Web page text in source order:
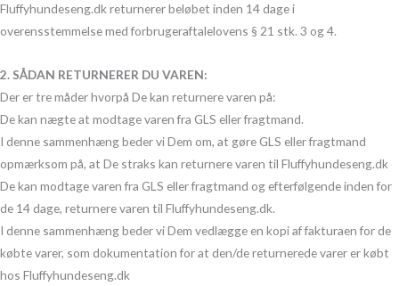
Fluffyhundeseng.dk returnerer beløbet inden 14 dage i
overensstemmelse med forbrugeraftalelovens § 21 stk. 3 og 4.
2. SÅDAN RETURNERER DU VAREN:
Der er tre måder hvorpå De kan returnere varen på:
De kan nægte at modtage varen fra GLS eller fragtmand.
I denne sammenhæng beder vi Dem om, at gøre GLS eller fragtmand
opmærksom på, at De straks kan returnere varen til Fluffyhundeseng.dk
De kan modtage varen fra GLS eller fragtmand og efterfølgende inden for
de 14 dage, returnere varen til Fluffyhundeseng.dk.
I denne sammenhæng beder vi Dem vedlægge en kopi af fakturaen for de
købte varer, som dokumentation for at den/de returnerede varer er købt
hos Fluffyhundeseng.dk